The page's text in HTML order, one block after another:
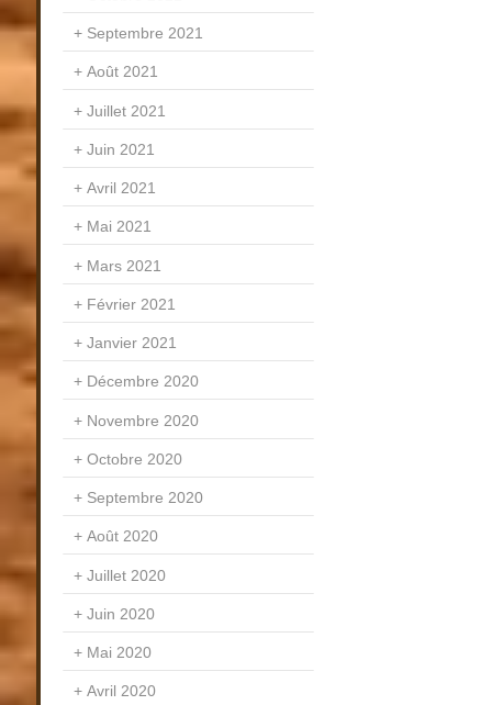
Septembre 2021
Août 2021
Juillet 2021
Juin 2021
Avril 2021
Mai 2021
Mars 2021
Février 2021
Janvier 2021
Décembre 2020
Novembre 2020
Octobre 2020
Septembre 2020
Août 2020
Juillet 2020
Juin 2020
Mai 2020
Avril 2020